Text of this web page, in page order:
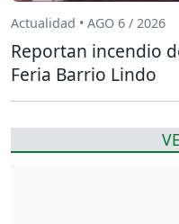
Actualidad • AGO 6 / 2026
Reportan incendio
Feria Barrio Lindo